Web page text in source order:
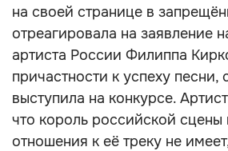
на своей странице в
отреагировала на заявление
артиста России Филиппа
причастности к успеху песни,
выступила на конкурсе.
что король российской сцены
отношения к её треку не